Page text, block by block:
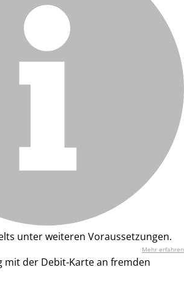
unter weiteren Voraussetzungen.
Mehr erfahren
mit der Debit-Karte an fremden